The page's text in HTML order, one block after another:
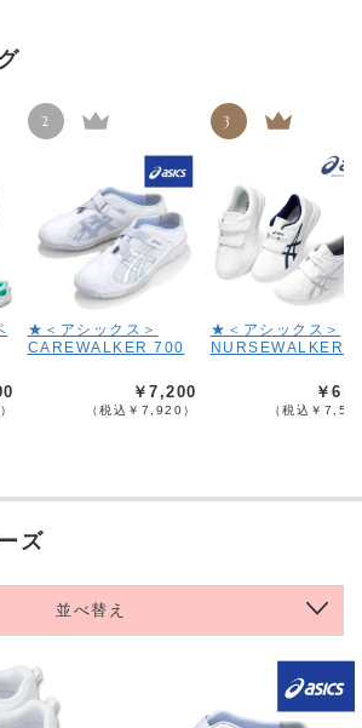
2
★＜アシックス＞
CAREWALKER 700
￥7,200
（税込￥7,920）
3
★＜アシックス＞
￥
（税込￥
ズ
並べ替え